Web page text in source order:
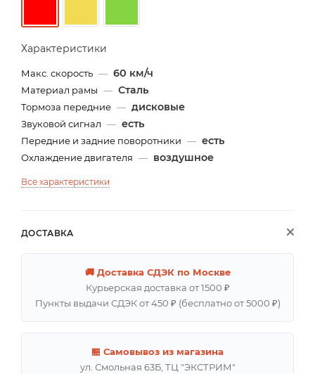
Характеристики
Макс. скорость — 60 км/ч
Материал рамы — Сталь
Тормоза передние — дисковые
Звуковой сигнал — есть
Передние и задние поворотники — есть
Охлаждение двигателя — воздушное
Все характеристики
ДОСТАВКА
🚚 Доставка СДЭК по Москве
Курьерская доставка от 1500 ₽
Пункты выдачи СДЭК от 450 ₽ (бесплатно от 5000 ₽)
🏪 Самовывоз из магазина
ул. Смольная 63Б, ТЦ "ЭКСТРИМ"